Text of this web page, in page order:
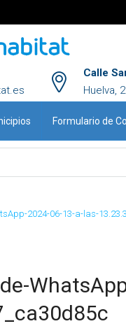
Calle
Huelva,
Formulario de
2024-06-13-a-las-